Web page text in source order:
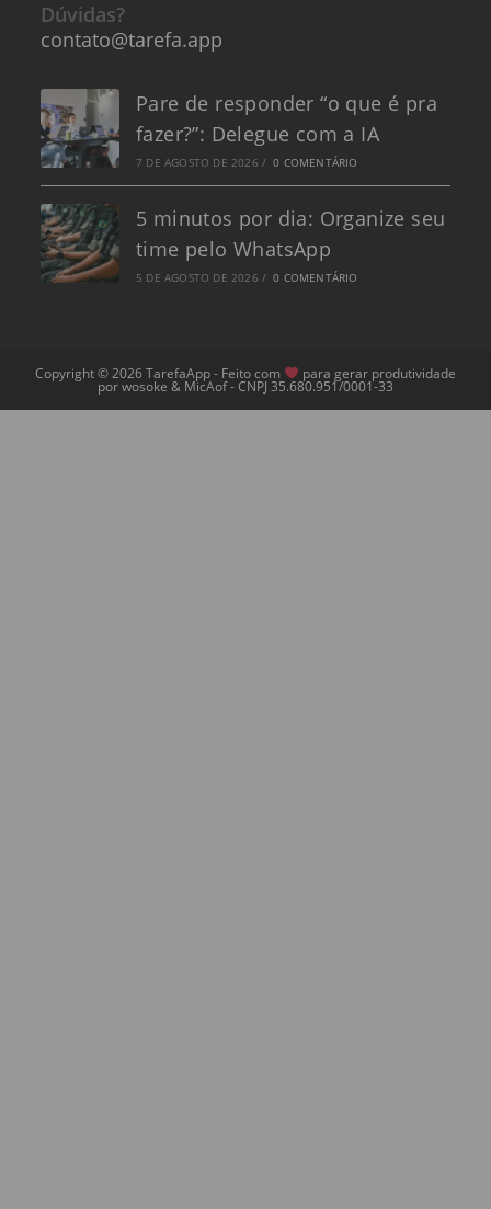
Dúvidas?
contato@tarefa.app
Pare de responder “o que é pra
fazer?”: Delegue com a IA
7 DE AGOSTO DE 2026 / 0 COMENTÁRIO
5 minutos por dia: Organize seu
time pelo WhatsApp
5 DE AGOSTO DE 2026 / 0 COMENTÁRIO
Copyright © 2026 TarefaApp - Feito com para gerar produtividade
por wosoke & MicAof - CNPJ 35.680.951/0001-33